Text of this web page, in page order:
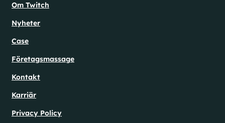
Om Twitch
Nyheter
Case
Företagsmassage
Kontakt
Karriär
Privacy Policy